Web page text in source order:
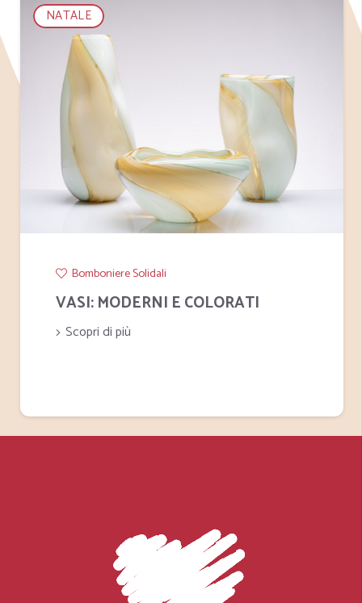
NATALE
Bomboniere Solidali
VASI: MODERNI E COLORATI
Scopri di più